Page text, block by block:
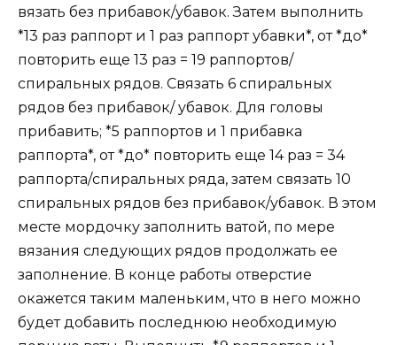
вязать без прибавок/убавок. Затем выполнить
*13 раз раппорт и 1 раз раппорт убавки*, от *до*
повторить еще 13 раз = 19 раппортов/
спиральных рядов. Связать 6 спиральных
рядов без прибавок/ убавок. Для головы
прибавить; *5 раппортов и 1 прибавка
раппорта*, от *до* повторить еще 14 раз = 34
раппорта/спиральных ряда, затем связать 10
спиральных рядов без прибавок/убавок. В этом
месте мордочку заполнить ватой, по мере
вязания следующих рядов продолжать ее
заполнение. В конце работы отверстие
окажется таким маленьким, что в него можно
будет добавить последнюю необходимую